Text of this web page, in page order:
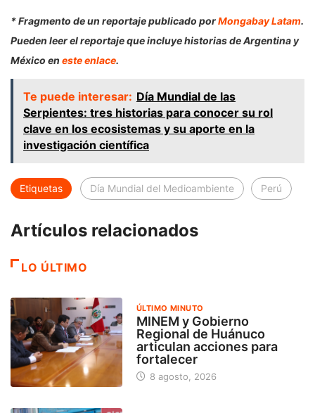
* Fragmento de un reportaje publicado porMongabay Latam.
Pueden leer el reportaje que incluye historias de Argentina y
México en este enlace.
Te puede interesar: Día Mundial de las
Serpientes: tres historias para conocer su rol
clave en los ecosistemas y su aporte en la
investigación científica
Etiquetas Día Mundial del Medioambiente Perú
Artículos relacionados
LO ÚLTIMO
ÚLTIMO MINUTO
MINEM y Gobierno
Regional de Huánuco
articulan acciones para
fortalecer
8 agosto, 2026